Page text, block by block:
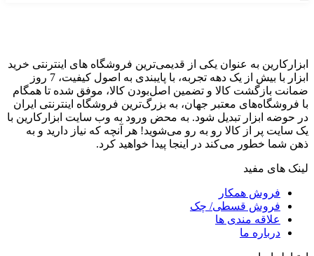
به عنوان یکی از قدیمی‌ترین فروشگاه های اینترنتی خرید
ابزار با بیش از یک دهه تجربه، با پایبندی به اصول کیفیت، 7 روز
کالا و تضمین اصل‌بودن کالا، موفق شده تا همگام
معتبر جهان، به بزرگ‌ترین فروشگاه اینترنتی ایران
تبدیل شود. به محض ورود به وب سایت ابزارکارین با
از کالا رو به رو می‌شوید! هر آنچه که نیاز دارید و به
می‌کند در اینجا پیدا خواهید کرد.
همکار
قسطی/ چک
مندی ها
ما